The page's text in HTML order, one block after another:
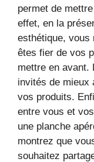
permet de
effet, en la
esthétique, vous
êtes fier de vos
mettre en avant.
invités de mieux
vos produits.
entre vous et
une planche
montrez que
souhaitez